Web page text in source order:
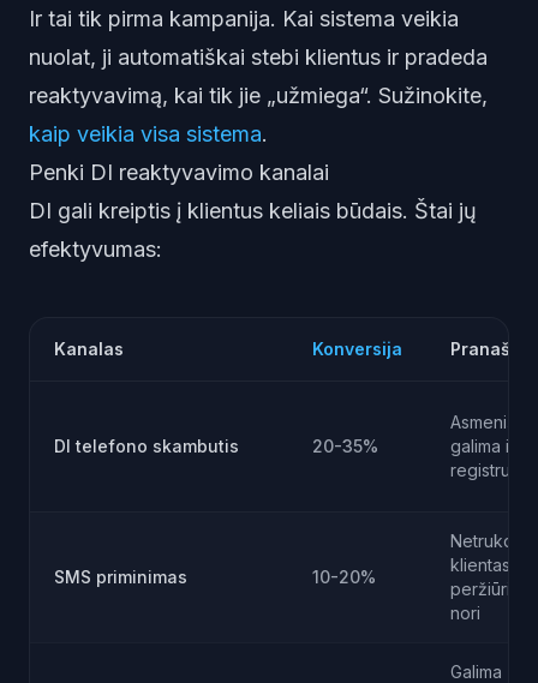
Ir tai tik pirma kampanija. Kai sistema veikia
nuolat, ji automatiškai stebi klientus ir pradeda
reaktyvavimą, kai tik jie „užmiega“. Sužinokite,
kaip veikia visa sistema.
Penki DI reaktyvavimo kanalai
DI gali kreiptis į klientus keliais būdais. Štai jų
efektyvumas:
Kanalas Konversija
DI telefono skambutis 20-35%
Asmeniška,
galima
registruoti
SMS priminimas 10-20%
Netrukdo,
klientas
peržiūri kai
nori
Galima